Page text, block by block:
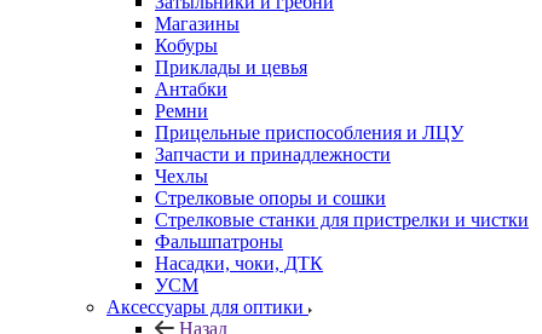
Магазины
Кобуры
Приклады и цевья
Антабки
Ремни
Прицельные приспособления и ЛЦУ
Запчасти и принадлежности
Чехлы
Стрелковые опоры и сошки
Стрелковые станки для пристрелки и чистки
Фальшпатроны
Насадки, чоки, ДТК
УСМ
Аксессуары для оптики
Назад